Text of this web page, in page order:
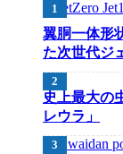
翼胴一体形
た次世代ジ
史上最大の
レウラ」